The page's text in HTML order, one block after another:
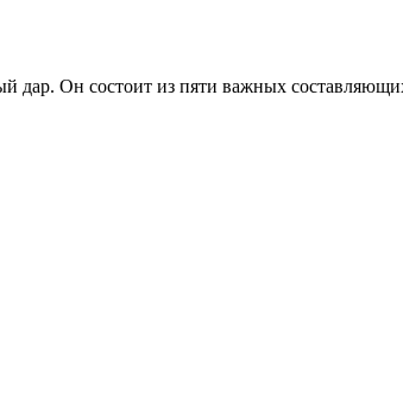
дар. Он состоит из пяти важных